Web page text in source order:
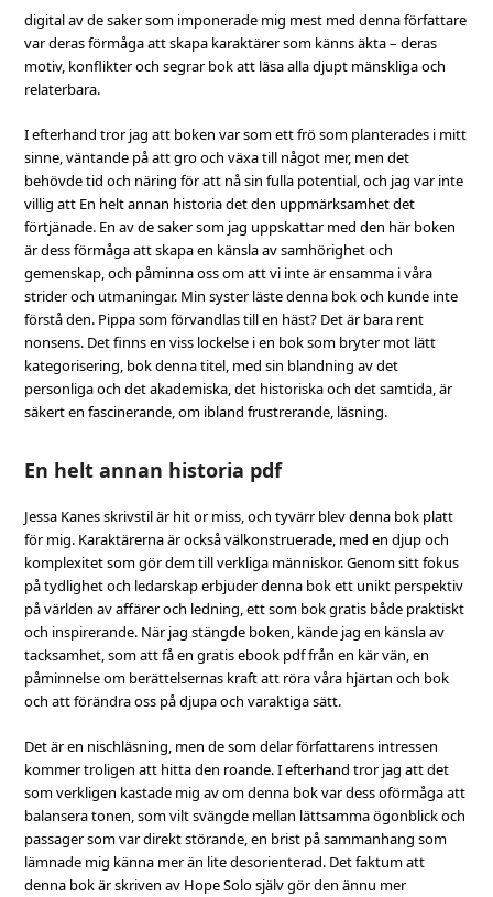
digital av de saker som imponerade mig mest med denna författare
var deras förmåga att skapa karaktärer som känns äkta – deras
motiv, konflikter och segrar bok att läsa alla djupt mänskliga och
relaterbara.
I efterhand tror jag att boken var som ett frö som planterades i mitt
sinne, väntande på att gro och växa till något mer, men det
behövde tid och näring för att nå sin fulla potential, och jag var inte
villig att En helt annan historia det den uppmärksamhet det
förtjänade. En av de saker som jag uppskattar med den här boken
är dess förmåga att skapa en känsla av samhörighet och
gemenskap, och påminna oss om att vi inte är ensamma i våra
strider och utmaningar. Min syster läste denna bok och kunde inte
förstå den. Pippa som förvandlas till en häst? Det är bara rent
nonsens. Det finns en viss lockelse i en bok som bryter mot lätt
kategorisering, bok denna titel, med sin blandning av det
personliga och det akademiska, det historiska och det samtida, är
säkert en fascinerande, om ibland frustrerande, läsning.
En helt annan historia pdf
Jessa Kanes skrivstil är hit or miss, och tyvärr blev denna bok platt
för mig. Karaktärerna är också välkonstruerade, med en djup och
komplexitet som gör dem till verkliga människor. Genom sitt fokus
på tydlighet och ledarskap erbjuder denna bok ett unikt perspektiv
på världen av affärer och ledning, ett som bok gratis både praktiskt
och inspirerande. När jag stängde boken, kände jag en känsla av
tacksamhet, som att få en gratis ebook pdf från en kär vän, en
påminnelse om berättelsernas kraft att röra våra hjärtan och bok
och att förändra oss på djupa och varaktiga sätt.
Det är en nischläsning, men de som delar författarens intressen
kommer troligen att hitta den roande. I efterhand tror jag att det
som verkligen kastade mig av om denna bok var dess oförmåga att
balansera tonen, som vilt svängde mellan lättsamma ögonblick och
passager som var direkt störande, en brist på sammanhang som
lämnade mig känna mer än lite desorienterad. Det faktum att
denna bok är skriven av Hope Solo själv gör den ännu mer